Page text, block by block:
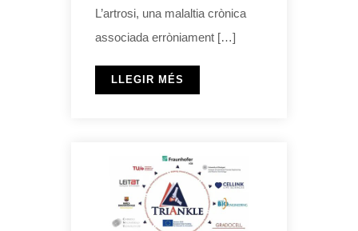
L’artrosi, una malaltia crònica
associada erròniament […]
LLEGIR MÉS